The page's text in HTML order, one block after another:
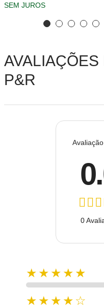
SEM JUROS
P&R
0
★★★★★
★★★★☆